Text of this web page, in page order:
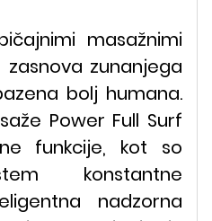
masažnimi
zunanjega
bolj humana.
Power Full Surf
funkcije, kot so
konstantne
nadzorna